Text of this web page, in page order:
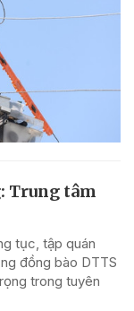
Trung tâm
tục, tập quán
đồng bào DTTS
trong tuyên